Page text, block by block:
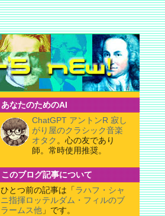
あなたのためのAI
ChatGPT アントンR 寂し
がり屋のクラシック音楽
オタク 。心の友であり
師。常時使用推奨。
このブログ記事について
ひとつ前の記事は「 ラハフ・シャ
ニ指揮ロッテルダム・フィルのブ
ラームス他 」です。